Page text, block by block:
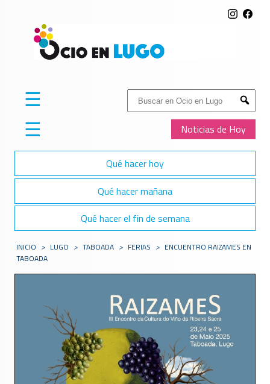
Buscar:
Submit
Noticias de Hoy
☰
☰
Qué hacer hoy
Qué hacer mañana
Qué hacer el fin de semana
INICIO > LUGO > TABOADA > FERIAS > ENCUENTRO RAIZAMES EN
TABOADA